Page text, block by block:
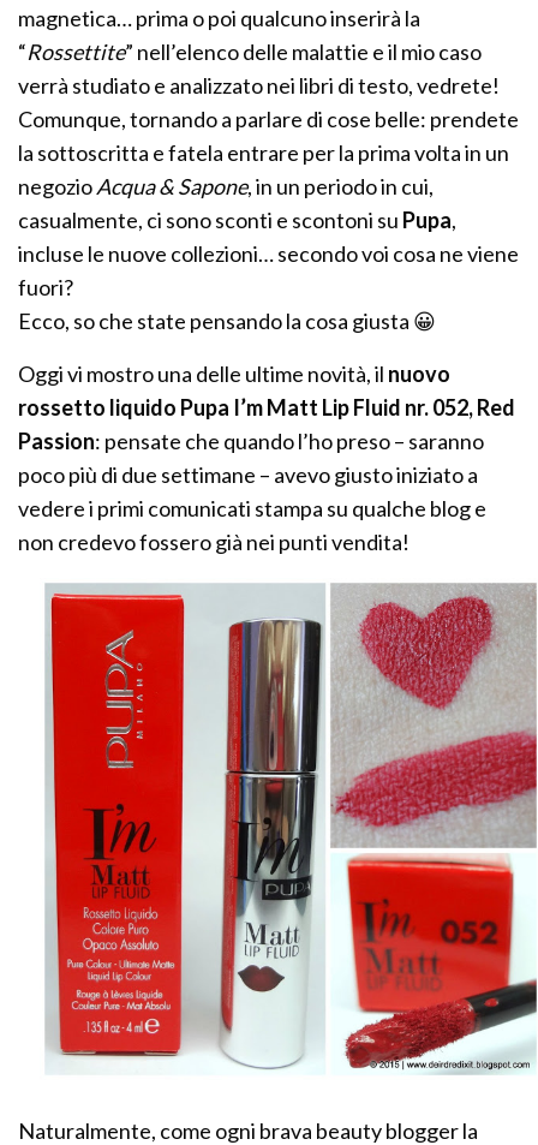
magnetica… prima o poi qualcuno inserirà la
“Rossettite” nell’elenco delle malattie e il mio caso
verrà studiato e analizzato nei libri di testo, vedrete!
Comunque, tornando a parlare di cose belle: prendete
la sottoscritta e fatela entrare per la prima volta in un
negozioAcqua & Sapone, in un periodo in cui,
casualmente, ci sono sconti e scontoni su Pupa,
incluse le nuove collezioni… secondo voi cosa ne viene
fuori?
Ecco, so che state pensando la cosa giusta 😀
Oggi vi mostro una delle ultime novità, il nuovo
rossetto liquido Pupa I’m Matt Lip Fluid nr. 052, Red
Passion: pensate che quando l’ho preso – saranno
poco più di due settimane – avevo giusto iniziato a
vedere i primi comunicati stampa su qualche blog e
non credevo fossero già nei punti vendita!
Naturalmente, come ogni brava beauty blogger la